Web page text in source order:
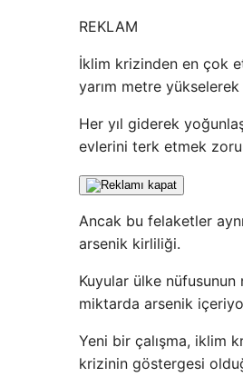
REKLAM
İklim krizinden en çok
yarım metre yükselerek
Her yıl giderek
evlerini terk etmek
Ancak bu felaketler
arsenik kirliliği.
Kuyular ülke nüfusunun
miktarda arsenik
Yeni bir çalışma, iklim
krizinin göstergesi